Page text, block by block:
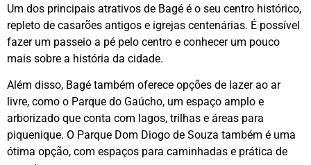
Um dos principais atrativos de Bagé é o seu centro histórico,
repleto de casarões antigos e igrejas centenárias. É possível
fazer um passeio a pé pelo centro e conhecer um pouco
mais sobre a história da cidade.
Além disso, Bagé também oferece opções de lazer ao ar
livre, como o Parque do Gaúcho, um espaço amplo e
arborizado que conta com lagos, trilhas e áreas para
piquenique. O Parque Dom Diogo de Souza também é uma
ótima opção, com espaços para caminhadas e prática de